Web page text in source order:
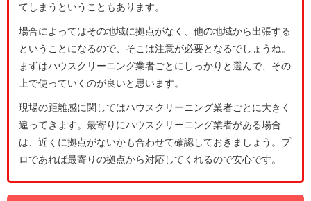
てしまうということもあります。
場合によってはその地域に拠点がなく、他の地域から出張する
ということになるので、そこは注意が必要となるでしょうね。
まずはハウスクリーニング業者ごとにしっかりと選んで、その
上で使っていくのが良いと思います。
現場の距離感に関してはハウスクリーニング業者ごとに大きく
違ってきます。最寄りにハウスクリーニング業者がある場合
は、近くに拠点がないかも合わせて確認しておきましょう。プ
ロであれば最寄りの拠点から対応してくれるので安心です。